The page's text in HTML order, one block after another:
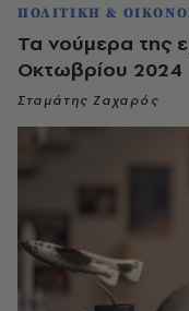
ΠΟΛΙΤΙΚΗ &
Τα νούμερα της
Οκτωβρίου 2024
Σταμάτης Ζαχαρός